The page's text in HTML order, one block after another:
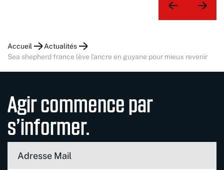
Accueil
Actualités
sea shepherd france lève l’ancre en guyane pour mieux revenir
Agir commence par
s’informer.